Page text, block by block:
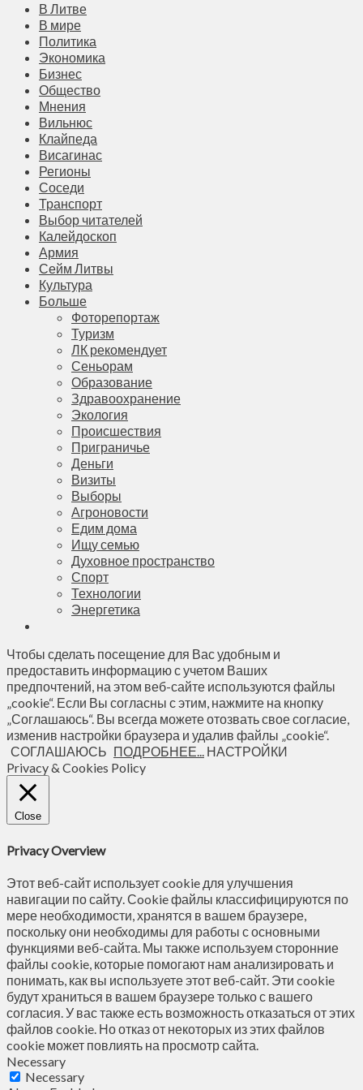
В Литве
В мире
Политика
Экономика
Бизнес
Общество
Мнения
Вильнюс
Клайпеда
Висагинас
Регионы
Соседи
Транспорт
Выбор читателей
Калейдоскоп
Армия
Сейм Литвы
Культура
Больше
Фоторепортаж
Туризм
ЛК рекомендует
Сеньорам
Образование
Здравоохранение
Экология
Происшествия
Приграничье
Деньги
Визиты
Выборы
Агроновости
Едим дома
Ищу семью
Духовное пространство
Спорт
Технологии
Энергетика
Чтобы сделать посещение для Вас удобным и
предоставить информацию с учетом Ваших
предпочтений, на этом веб-сайте используются файлы
„cookie“. Если Вы согласны с этим, нажмите на кнопку
„Соглашаюсь“. Вы всегда можете отозвать свое согласие,
изменив настройки браузера и удалив файлы „cookie“.
СОГЛАШАЮСЬ ПОДРОБНЕЕ... НАСТРОЙКИ
Privacy & Cookies Policy
Close
Privacy Overview
Этот веб-сайт использует cookie для улучшения
навигации по сайту. Сookie файлы классифицируются по
мере необходимости, хранятся в вашем браузере,
поскольку они необходимы для работы с основными
функциями веб-сайта. Мы также используем сторонние
файлы cookie, которые помогают нам анализировать и
понимать, как вы используете этот веб-сайт. Эти cookie
будут храниться в вашем браузере только с вашего
согласия. У вас также есть возможность отказаться от этих
файлов cookie. Но отказ от некоторых из этих файлов
cookie может повлиять на просмотр сайта.
Necessary
Necessary